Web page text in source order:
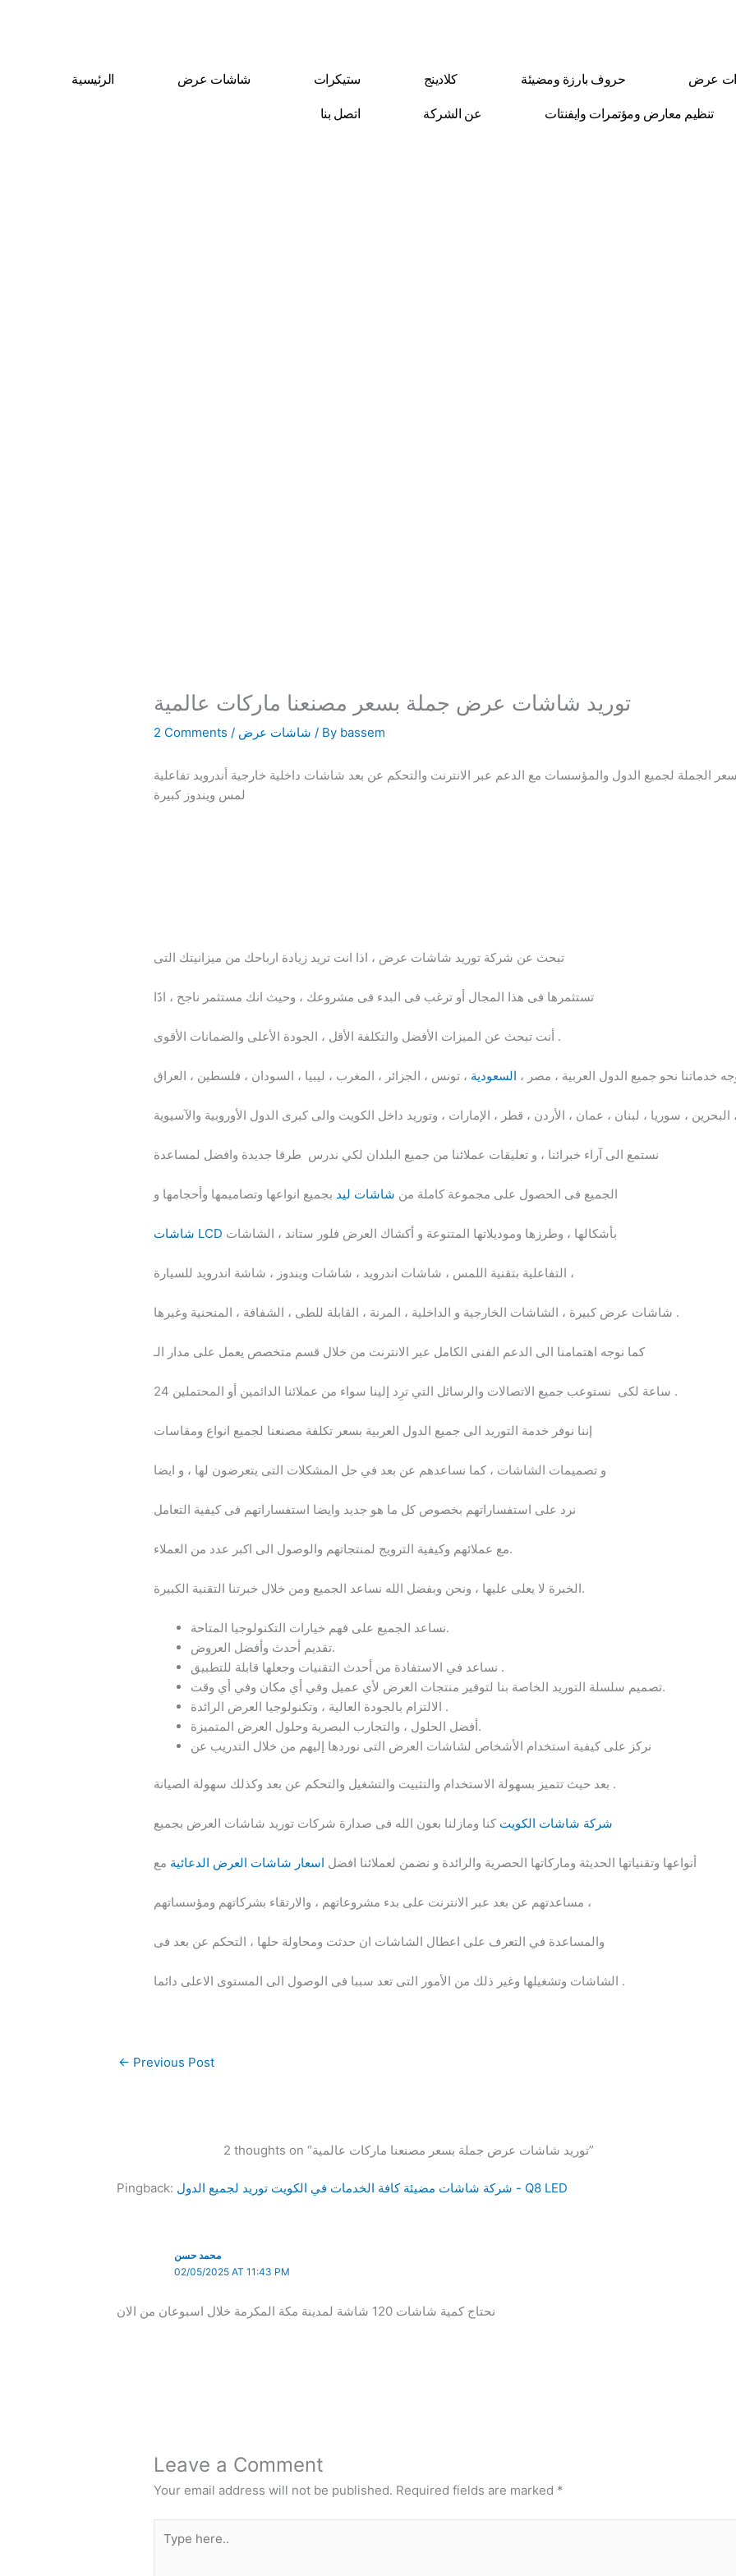
الرئيسية
شاشات عرض ستيكرات كلادينج حروف بارزة ومضيئة عرض
اتصل بنا عن الشركة تنظيم معارض ومؤتمرات وايفنتات
توريد شاشات عرض جملة بسعر مصنعنا ماركات عالمية
2 Comments / شاشات عرض / By bassem
لجميع الدول والمؤسسات مع الدعم عبر الانترنت والتحكم عن بعد شاشات داخلية خارجية أندرويد تفاعلية
لمس ويندوز كبيرة
تبحث عن شركة توريد شاشات عرض ، اذا انت تريد زيادة ارباحك من ميزانيتك التى
تستثمرها فى هذا المجال أو ترغب فى البدء فى مشروعك ، وحيث انك مستثمر ناجح ، اذََا
أنت تبحث عن الميزات الأفضل والتكلفة الأقل ، الجودة الأعلى والضمانات الأقوى .
خدماتنا نحو جميع الدول العربية ، مصر ، السعودية
نستمع الى آراء خبرائنا ، و تعليقات عملائنا من جميع البلدان لكي ندرس طرقا جديدة وافضل لمساعدة
الجميع فى الحصول على مجموعة كاملة من شاشات ليد بجميع انواعها وتصاميمها وأحجامها و
شاشات LCD بأشكالها ، وطرزها وموديلاتها المتنوعة و أكشاك العرض فلور ستاند ، الشاشات
التفاعلية بتقنية اللمس ، شاشات اندرويد ، شاشات ويندوز ، شاشة اندرويد للسيارة ،
شاشات عرض كبيرة ، الشاشات الخارجية و الداخلية ، المرنة ، القابلة للطى ، الشفافة ، المنحنية وغيرها .
كما نوجه اهتمامنا الى الدعم الفنى الكامل عبر الانترنت من خلال قسم متخصص يعمل على مدار الـ
24 ساعة لكى نستوعب جميع الاتصالات والرسائل التي ترِد إلينا سواء من عملائنا الدائمين أو المحتملين .
إننا نوفر خدمة التوريد الى جميع الدول العربية بسعر تكلفة مصنعنا لجميع انواع ومقاسات
و تصميمات الشاشات ، كما نساعدهم عن بعد في حل المشكلات التى يتعرضون لها ، و ايضا
نرد على استفساراتهم بخصوص كل ما هو جديد وايضا استفساراتهم فى كيفية التعامل
مع عملائهم وكيفية الترويج لمنتجاتهم والوصول الى اكبر عدد من العملاء.
الخبرة لا يعلى عليها ، ونحن وبفضل الله نساعد الجميع ومن خلال خبرتنا التقنية الكبيرة.
نساعد الجميع على فهم خيارات التكنولوجيا المتاحة.
تقديم أحدث وأفضل العروض.
نساعد في الاستفادة من أحدث التقنيات وجعلها قابلة للتطبيق .
تصميم سلسلة التوريد الخاصة بنا لتوفير منتجات العرض لأي عميل وفي أي مكان وفي أي وقت.
الالتزام بالجودة العالية ، وتكنولوجيا العرض الرائدة .
أفضل الحلول ، والتجارب البصرية وحلول العرض المتميزة.
نركز على كيفية استخدام الأشخاص لشاشات العرض التى نوردها إليهم من خلال التدريب عن
بعد حيث تتميز بسهولة الاستخدام والتثبيت والتشغيل والتحكم عن بعد وكذلك سهولة الصيانة .
شركة شاشات الكويت كنا ومازلنا بعون الله فى صدارة شركات توريد شاشات العرض بجميع
أنواعها وتقنياتها الحديثة وماركاتها الحصرية والرائدة و نضمن لعملائنا افضل اسعار شاشات العرض الدعائية مع
مساعدتهم عن بعد عبر الانترنت على بدء مشروعاتهم ، والارتقاء بشركاتهم ومؤسساتهم ،
والمساعدة في التعرف على اعطال الشاشات ان حدثت ومحاولة حلها ، التحكم عن بعد فى
الشاشات وتشغيلها وغير ذلك من الأمور التى تعد سببا فى الوصول الى المستوى الاعلى دائما .
← Previous Post
2 thoughts on “توريد شاشات عرض جملة بسعر مصنعنا ماركات عالمية”
Pingback: شركة شاشات مضيئة كافة الخدمات في الكويت توريد لجميع الدول - Q8 LED
محمد حسن
02/05/2025 AT 11:43 PM
نحتاج كمية شاشات 120 شاشة لمدينة مكة المكرمة خلال اسبوعان من الان
Leave a Comment
Your email address will not be published. Required fields are marked *
here..